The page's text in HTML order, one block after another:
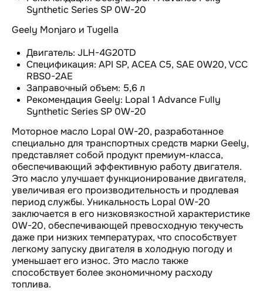
Synthetic Series SP 0W-20
Geely Monjaro и Tugella
Двигатель: JLH-4G20TD
Спецификация: API SP, ACEA C5, SAE 0W20, VCC
RBS0-2AE
Заправочный объем: 5,6 л
Рекомендация Geely: Lopal 1 Advance Fully
Synthetic Series SP 0W-20
Моторное масло Lopal 0W-20, разработанное
специально для транспортных средств марки Geely,
представляет собой продукт премиум-класса,
обеспечивающий эффективную работу двигателя.
Это масло улучшает функционирование двигателя,
увеличивая его производительность и продлевая
период службы. Уникальность Lopal 0W-20
заключается в его низковязкостной характеристике
0W-20, обеспечивающей превосходную текучесть
даже при низких температурах, что способствует
легкому запуску двигателя в холодную погоду и
уменьшает его износ. Это масло также
способствует более экономичному расходу
топлива.